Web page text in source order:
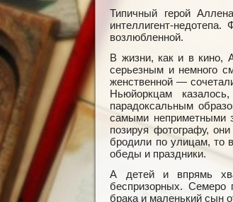
Типичный герой
интеллигент-
возлюбленной.
В жизни, как и в кино,
серьезным и немного
женственной —
Ньюйоркцам
парадоксальным
самыми неприметными
позируя фотографу,
бродили по улицам, то
обеды и праздники.
А детей и впрямь
беспризорных. Семеро
брака и маленький сын